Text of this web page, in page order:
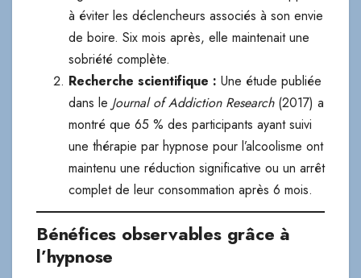
à éviter les déclencheurs associés à son envie
de boire. Six mois après, elle maintenait une
sobriété complète.
Recherche scientifique : Une étude publiée
dans le Journal of Addiction Research(2017) a
montré que 65 % des participants ayant suivi
une thérapie par hypnose pour l’alcoolisme ont
maintenu une réduction significative ou un arrêt
complet de leur consommation après 6 mois.
Bénéfices observables grâce à
l’hypnose